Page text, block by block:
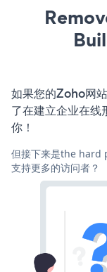
如果您的Zoho网
了在建立企业在线
你！
但接下来是the hard
支持更多的访问者？